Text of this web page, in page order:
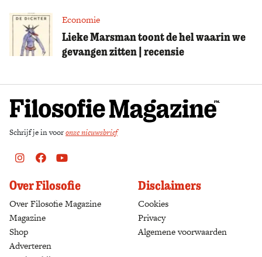
Economie
Lieke Marsman toont de hel waarin we
gevangen zitten | recensie
Schrijf je in vooronze nieuwsbrief
Instagram
FacebookYoutube
Over Filosofie
Over Filosofie Magazine
Magazine
Shop
Adverteren
Disclaimers
Cookies
Privacy
Algemene voorwaarden